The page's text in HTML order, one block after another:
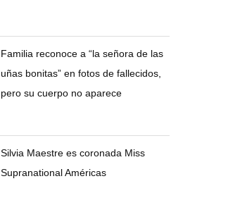
Familia reconoce a “la señora de las
uñas bonitas” en fotos de fallecidos,
pero su cuerpo no aparece
Silvia Maestre es coronada Miss
Supranational Américas